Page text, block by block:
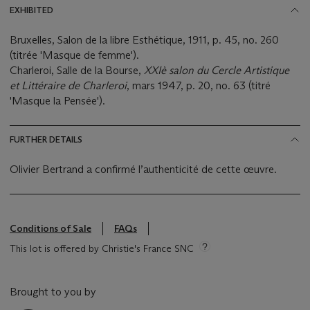
EXHIBITED
Bruxelles, Salon de la libre Esthétique, 1911, p. 45, no. 260
(titrée 'Masque de femme').
Charleroi, Salle de la Bourse, XXIè salon du Cercle Artistique
et Littéraire de Charleroi, mars 1947, p. 20, no. 63 (titré
'Masque la Pensée').
FURTHER DETAILS
Olivier Bertrand a confirmé l’authenticité de cette œuvre.
Conditions of Sale
FAQs
This lot is offered by Christie's France SNC
Brought to you by